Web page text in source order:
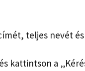
teljes nevét
kattintson a